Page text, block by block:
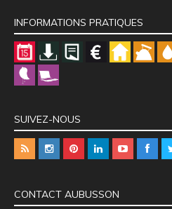
INFORMATIONS PRATIQUES
SUIVEZ-NOUS
CONTACT AUBUSSON